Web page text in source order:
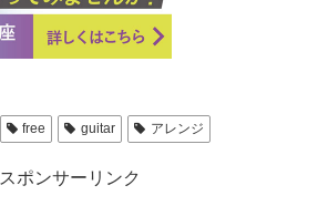
free guitar アレンジ
スポンサーリンク